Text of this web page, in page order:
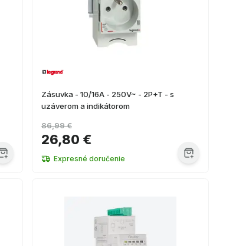
Zásuvka - 10/16A - 250V~ - 2P+T - s
uzáverom a indikátorom
26,80 €
86,99 €
Expresné doručenie